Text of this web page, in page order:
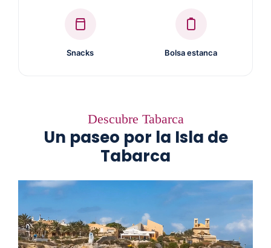
Snacks Bolsa estanca
Descubre Tabarca
Un paseo por la Isla de
Tabarca